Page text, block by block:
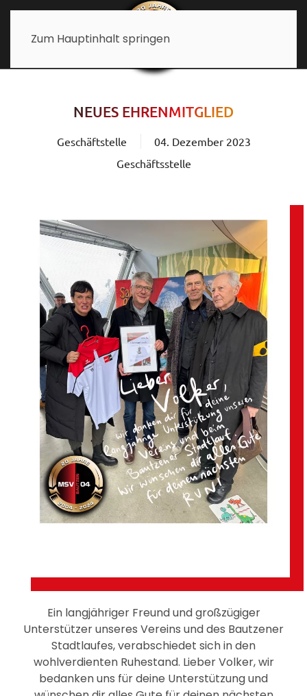
Zum Hauptinhalt springen
NEUES EHRENMITGLIED
Geschäftstelle
04. Dezember 2023
Geschäftsstelle
Ein langjähriger Freund und großzügiger
Unterstützer unseres Vereins und des Bautzener
Stadtlaufes, verabschiedet sich in den
wohlverdienten Ruhestand. Lieber Volker, wir
bedanken uns für deine Unterstützung und